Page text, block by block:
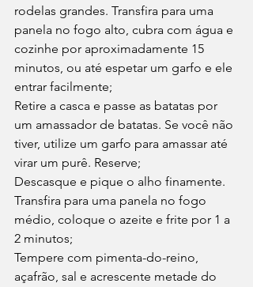
rodelas grandes. Transfira para uma
panela no fogo alto, cubra com água e
cozinhe por aproximadamente 15
minutos, ou até espetar um garfo e ele
entrar facilmente;
Retire a casca e passe as batatas por
um amassador de batatas. Se você não
tiver, utilize um garfo para amassar até
virar um purê. Reserve;
Descasque e pique o alho finamente.
Transfira para uma panela no fogo
médio, coloque o azeite e frite por 1 a
2 minutos;
Tempere com pimenta-do-reino,
açafrão, sal e acrescente metade do